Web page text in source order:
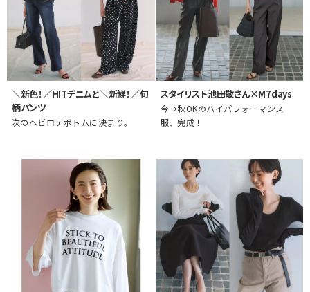
＼新色！／HITデニムと＼新鮮！／旬
柄パンツ
次のヘビロテボトムに決まり。
スタイリスト池田敬さん×M7days
今→秋OKのハイパフォーマンス
服、完成！